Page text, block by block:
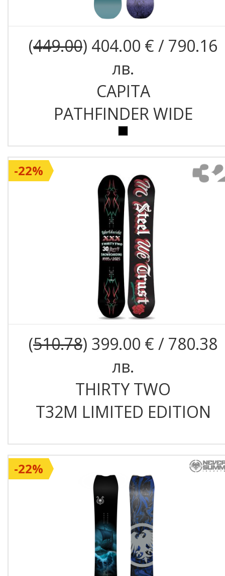
(449.00) 404.00 € / 790.16
лв.
CAPITA
PATHFINDER WIDE
(510.78) 399.00 € / 780.38
лв.
THIRTY TWO
T32M LIMITED EDITION
-22%
-22%